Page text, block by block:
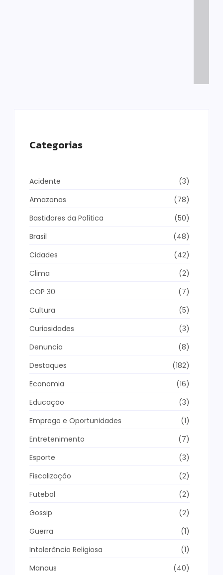
Categorias
Acidente
(3)
Amazonas
(78)
Bastidores da Política
(50)
Brasil
(48)
Cidades
(42)
Clima
(2)
COP 30
(7)
Cultura
(5)
Curiosidades
(3)
Denuncia
(8)
Destaques
(182)
Economia
(16)
Educação
(3)
Emprego e Oportunidades
(1)
Entretenimento
(7)
Esporte
(3)
Fiscalização
(2)
Futebol
(2)
Gossip
(2)
Guerra
(1)
Intolerância Religiosa
(1)
Manaus
(40)